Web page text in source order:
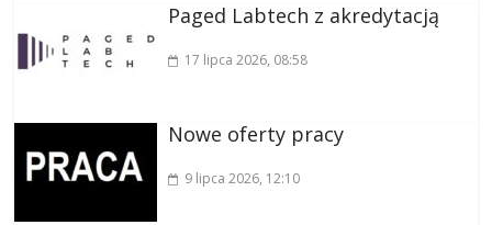
Paged Labtech z akredytacją
17 lipca 2026, 08:58
Nowe oferty pracy
9 lipca 2026, 12:10